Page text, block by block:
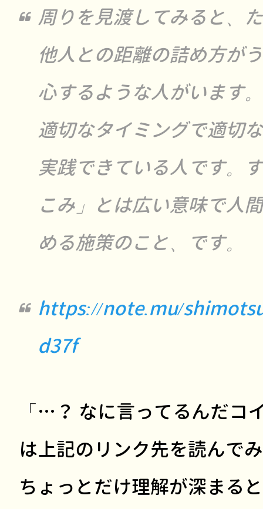
周りを見渡してみると、
他人との距離の詰め方が
心するような人がいます
適切なタイミングで適切
実践できている人です。
こみ」とは広い意味で人
める施策のこと、です。
https://note.mu/
d37f
「…？ なに言ってるんだコ
は上記のリンク先を読んで
ちょっとだけ理解が深まる